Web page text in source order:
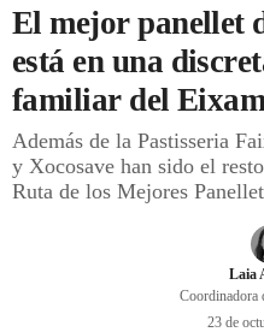
BARRAS Y ESTRELLAS
DÓNDE COMER
ÍDOLOS DE MESAS
CUADERNO DE VIAJE
El mejor panellet
está en una
familiar del
Además de la Pastisseria
y Xocosave han sido el
Ruta de los Mejores
Laia
Coordinadora
23 de